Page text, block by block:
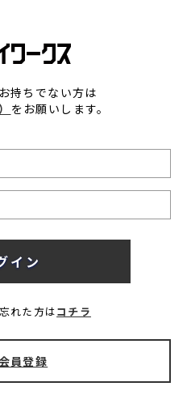
持ちでない方は
をお願いします。
れた方はコチラ
員登録